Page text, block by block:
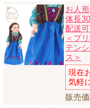
お人
体長
配送可
＜プ
テン
ス＞
現在
気軽
販売